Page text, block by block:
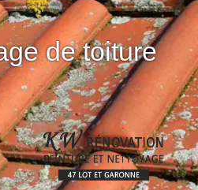
de toiture